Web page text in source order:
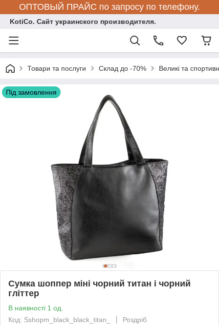
ОПТОВЫЙ ПРАЙС по запросу по телефону.
KotiCo. Сайт украинского производителя.
Товари та послуги Склад до -70% Великі та
Під замовлення
Сумка шоппер міні чорний титан і чорний
гліттер
В наявності 1 од.
Код: Sshopm_black_black_titan_
Роздріб